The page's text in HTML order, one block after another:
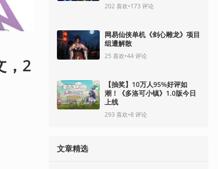
，2
202 喜欢•173 评论
网易仙侠单机《剑心雕龙》项目
组遭解散
25 喜欢•44评论
【抽奖】10万人95%好评如
潮！《多洛可小镇》1.0版今日
上线
293 喜欢•8 评论
文章精选